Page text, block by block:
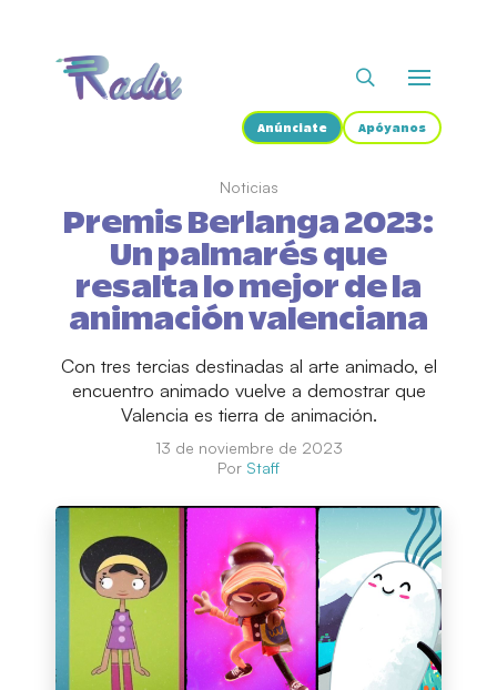
Anúnciate Apóyanos
Noticias
Premis Berlanga 2023:
Un palmarés que
resalta lo mejor de la
animación valenciana
Con tres tercias destinadas al arte animado, el
encuentro animado vuelve a demostrar que
Valencia es tierra de animación.
13 de noviembre de 2023
Por Staff